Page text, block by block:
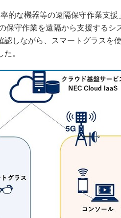
的な機器等の遠隔保守作業支援
保守作業を遠隔から支援するシ
認しながら、スマートグラスを
。